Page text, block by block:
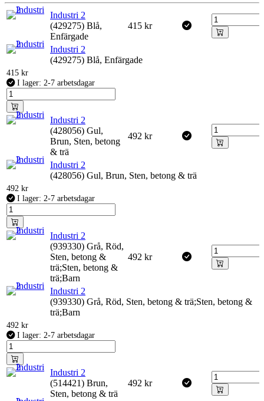
Industri 2
(429275) Blå,
Enfärgade
415 kr
Industri 2
(429275) Blå, Enfärgade
415 kr
I lager: 2-7 arbetsdagar
Industri 2
(428056) Gul,
Brun, Sten, betong
& trä
492 kr
Industri 2
(428056) Gul, Brun, Sten, betong & trä
492 kr
I lager: 2-7 arbetsdagar
Industri 2
(939330) Grå, Röd,
Sten, betong &
trä;Sten, betong &
trä;Barn
492 kr
Industri 2
(939330) Grå, Röd, Sten, betong & trä;Sten, betong &
trä;Barn
492 kr
I lager: 2-7 arbetsdagar
Industri 2
(514421) Brun,
Sten, betong & trä
492 kr